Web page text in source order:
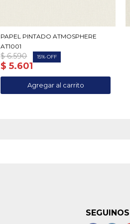
PAPEL PINTADO ATMOSPHERE
AT1001
$ 5.601
$ 6.590 15
SEGUINOS